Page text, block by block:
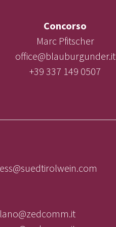
Concorso
Marc Pfitscher
office@blauburgunder.it
+39 337 149 0507